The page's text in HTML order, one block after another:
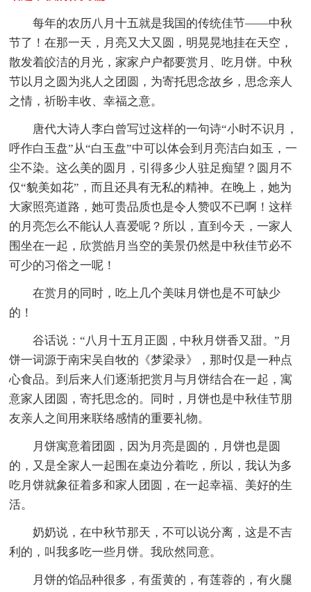
每年的农历八月十五就是我国的传统佳节——中秋
节了！在那一天，月亮又大又圆，明晃晃地挂在天空，
散发着皎洁的月光，家家户户都要赏月、吃月饼。中秋
节以月之圆为兆人之团圆，为寄托思念故乡，思念亲人
之情，祈盼丰收、幸福之意。
唐代大诗人李白曾写过这样的一句诗“小时不识月，
呼作白玉盘”从“白玉盘”中可以体会到月亮洁白如玉，一
尘不染。这么美的圆月，引得多少人驻足痴望？圆月不
仅“貌美如花”，而且还具有无私的精神。在晚上，她为
大家照亮道路，她可贵品质也是令人赞叹不已啊！这样
的月亮怎么不能认人喜爱呢？所以，直到今天，一家人
围坐在一起，欣赏皓月当空的美景仍然是中秋佳节必不
可少的习俗之一呢！
在赏月的同时，吃上几个美味月饼也是不可缺少
的！
谷话说：“八月十五月正圆，中秋月饼香又甜。”月
饼一词源于南宋吴自牧的《梦梁录》，那时仅是一种点
心食品。到后来人们逐渐把赏月与月饼结合在一起，寓
意家人团圆，寄托思念的。同时，月饼也是中秋佳节朋
友亲人之间用来联络感情的重要礼物。
月饼寓意着团圆，因为月亮是圆的，月饼也是圆
的，又是全家人一起围在桌边分着吃，所以，我认为多
吃月饼就象征着多和家人团圆，在一起幸福、美好的生
活。
奶奶说，在中秋节那天，不可以说分离，这是不吉
利的，叫我多吃一些月饼。我欣然同意。
月饼的馅品种很多，有蛋黄的，有莲蓉的，有火腿